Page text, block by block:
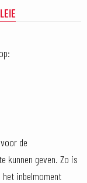
de
kunnen geven. Zo is
inbelmoment